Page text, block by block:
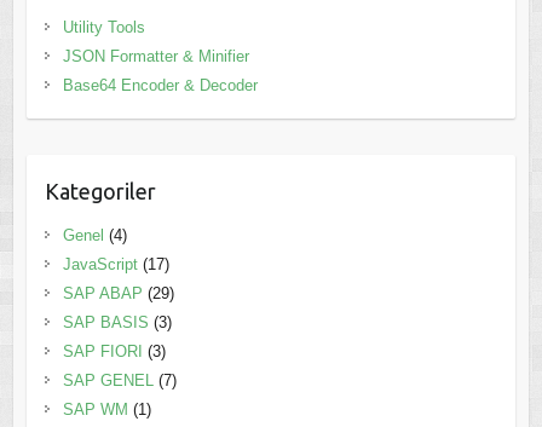
Utility Tools
JSON Formatter & Minifier
Base64 Encoder & Decoder
Kategoriler
Genel (4)
JavaScript(17)
SAP ABAP (29)
SAP BASIS (3)
SAP FIORI (3)
SAP GENEL
(7)
SAP WM (1)